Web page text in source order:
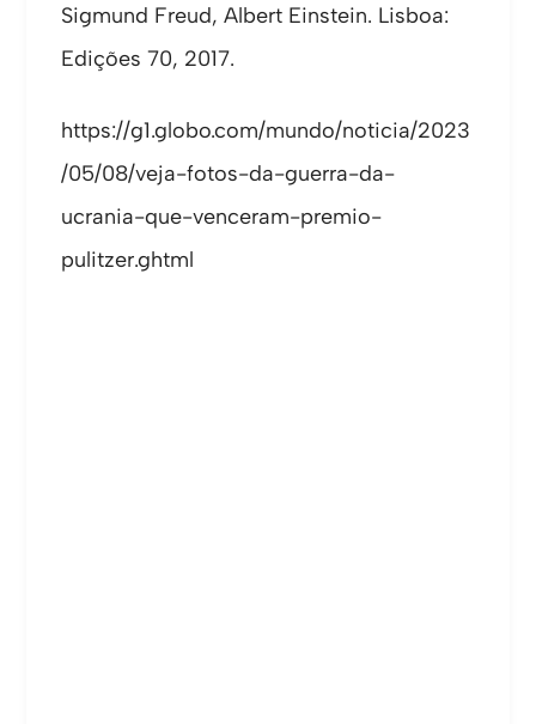
Sigmund Freud, Albert Einstein. Lisboa:
Edições 70, 2017.
https://g1.globo.com/mundo/noticia/2023
/05/08/veja-fotos-da-guerra-da-
ucrania-que-venceram-premio-
pulitzer.ghtml